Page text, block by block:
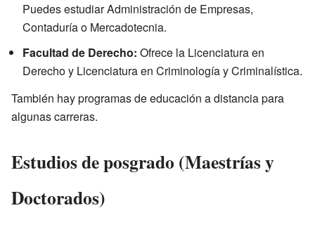
Puedes estudiar Administración de Empresas,
Contaduría o Mercadotecnia.
Facultad de Derecho: Ofrece la Licenciatura en
Derecho y Licenciatura en Criminología y Criminalística.
También hay programas de educación a distancia para
algunas carreras.
Estudios de posgrado (Maestrías y
Doctorados)